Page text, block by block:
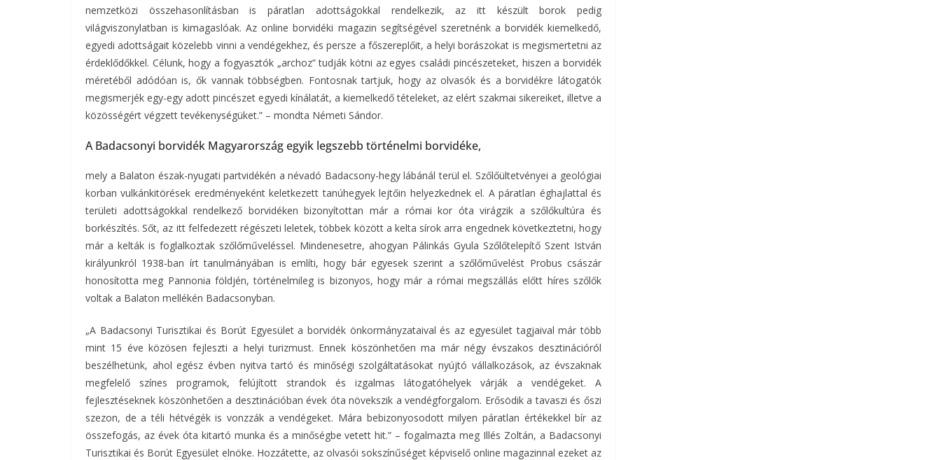
nemzetközi összehasonlításban is páratlan adottságokkal rendelkezik, az itt készült borok pedig
világviszonylatban is kimagaslóak. Az online borvidéki magazin segítségével szeretnénk a borvidék kiemelkedő,
egyedi adottságait közelebb vinni a vendégekhez, és persze a főszereplőit, a helyi borászokat is megismertetni az
érdeklődőkkel. Célunk, hogy a fogyasztók „archoz” tudják kötni az egyes családi pincészeteket, hiszen a borvidék
méretéből adódóan is, ők vannak többségben. Fontosnak tartjuk, hogy az olvasók és a borvidékre látogatók
megismerjék egy-egy adott pincészet egyedi kínálatát, a kiemelkedő tételeket, az elért szakmai sikereiket, illetve a
közösségért végzett tevékenységüket.” – mondta Németi Sándor.
A Badacsonyi borvidék Magyarország egyik legszebb történelmi borvidéke,
mely a Balaton észak-nyugati partvidékén a névadó Badacsony-hegy lábánál terül el. Szőlőültetvényei a geológiai
korban vulkánkitörések eredményeként keletkezett tanúhegyek lejtőin helyezkednek el. A páratlan éghajlattal és
területi adottságokkal rendelkező borvidéken bizonyítottan már a római kor óta virágzik a szőlőkultúra és
borkészítés. Sőt, az itt felfedezett régészeti leletek, többek között a kelta sírok arra engednek következtetni, hogy
már a kelták is foglalkoztak szőlőműveléssel. Mindenesetre, ahogyan Pálinkás Gyula Szőlőtelepítő Szent István
királyunkról 1938-ban írt tanulmányában is említi, hogy bár egyesek szerint a szőlőművelést Probus császár
honosította meg Pannonia földjén, történelmileg is bizonyos, hogy már a római megszállás előtt híres szőlők
voltak a Balaton mellékén Badacsonyban.
„A Badacsonyi Turisztikai és Borút Egyesület a borvidék önkormányzataival és az egyesület tagjaival már több
mint 15 éve közösen fejleszti a helyi turizmust. Ennek köszönhetően ma már négy évszakos desztinációról
beszélhetünk, ahol egész évben nyitva tartó és minőségi szolgáltatásokat nyújtó vállalkozások, az évszaknak
megfelelő színes programok, felújított strandok és izgalmas látogatóhelyek várják a vendégeket. A
fejlesztéseknek köszönhetően a desztinációban évek óta növekszik a vendégforgalom. Erősödik a tavaszi és őszi
szezon, de a téli hétvégék is vonzzák a vendégeket. Mára bebizonyosodott milyen páratlan értékekkel bír az
összefogás, az évek óta kitartó munka és a minőségbe vetett hit.” – fogalmazta meg Illés Zoltán, a Badacsonyi
Turisztikai és Borút Egyesület elnöke. Hozzátette, az olvasói sokszínűséget képviselő online magazinnal ezeket az